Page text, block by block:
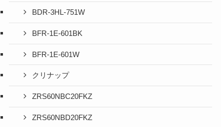
BDR-3HL-751W
BFR-1E-601BK
BFR-1E-601W
クリナップ
ZRS60NBC20FKZ
ZRS60NBD20FKZ